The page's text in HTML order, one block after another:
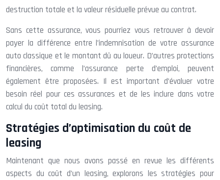
destruction totale et la valeur résiduelle prévue au contrat.
Sans cette assurance, vous pourriez vous retrouver à devoir
payer la différence entre l’indemnisation de votre assurance
auto classique et le montant dû au loueur. D’autres protections
financières, comme l’assurance perte d’emploi, peuvent
également être proposées. Il est important d’évaluer votre
besoin réel pour ces assurances et de les inclure dans votre
calcul du coût total du leasing.
Stratégies d’optimisation du coût de
leasing
Maintenant que nous avons passé en revue les différents
aspects du coût d’un leasing, explorons les stratégies pour